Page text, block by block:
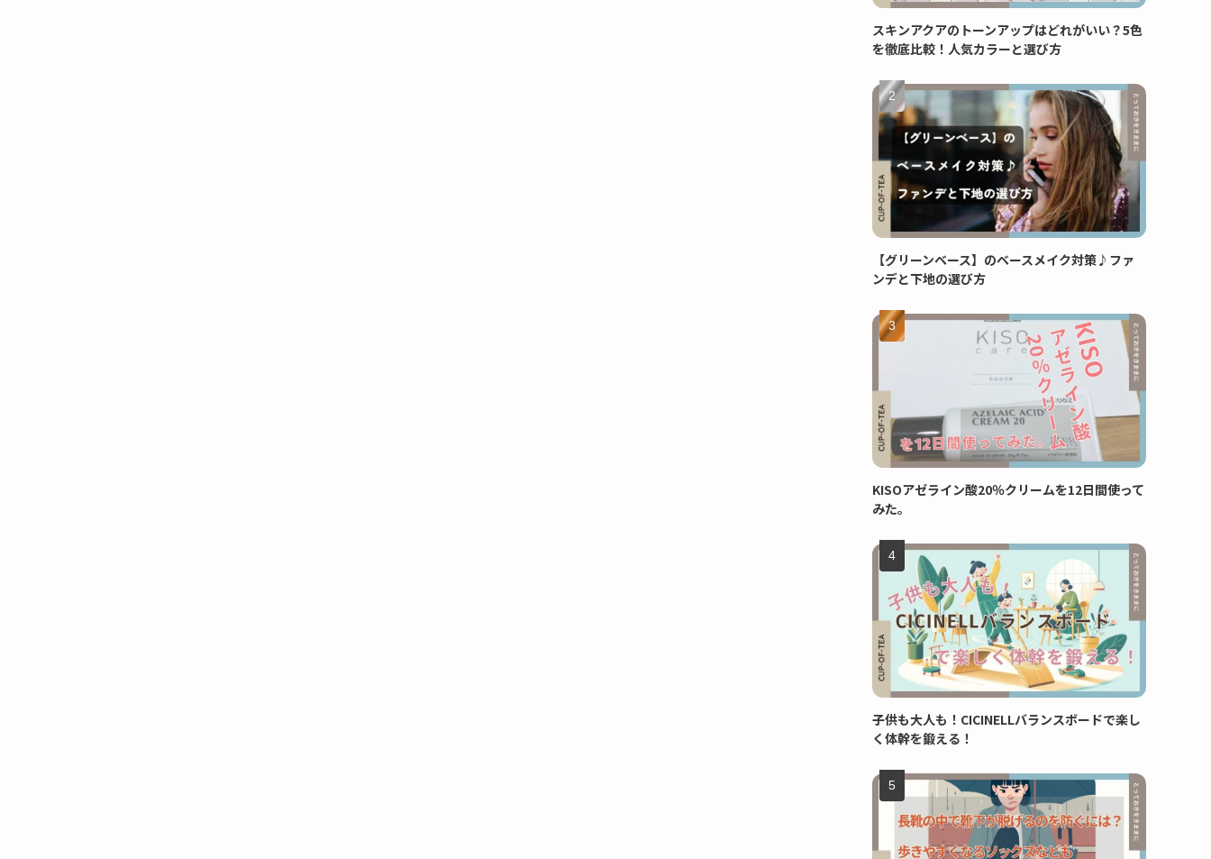
スキンアクアのトーンアップはどれがいい？5色
を徹底比較！人気カラーと選び方
【グリーンベース】のベースメイク対策♪ファ
ンデと下地の選び方
KISOアゼライン酸20％クリームを12日間使って
みた。
子供も大人も！CICINELLバランスボードで楽し
く体幹を鍛える！